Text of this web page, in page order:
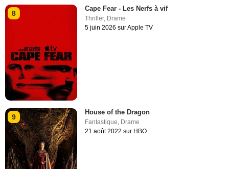
8
Cape Fear - Les Nerfs à vif
Thriller, Drame
5 juin 2026 sur Apple TV
9
House of the Dragon
Fantastique, Drame
21 août 2022 sur HBO